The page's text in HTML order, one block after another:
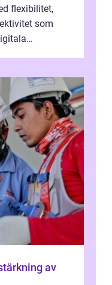
flexibilitet,
som
av